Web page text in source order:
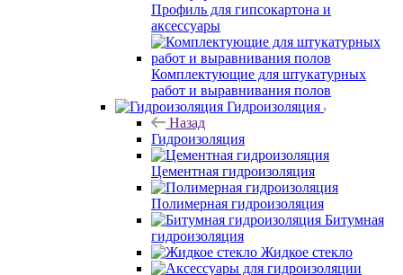
Профиль для гипсокартона и
аксессуары
Комплектующие для штукатурных
работ и выравнивания полов
Гидроизоляция
Назад
Гидроизоляция
Цементная гидроизоляция
Полимерная гидроизоляция
Битумная
гидроизоляция
Жидкое стекло